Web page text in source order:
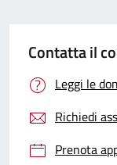
Contatta il
Leggi le
Richiedi
Prenota